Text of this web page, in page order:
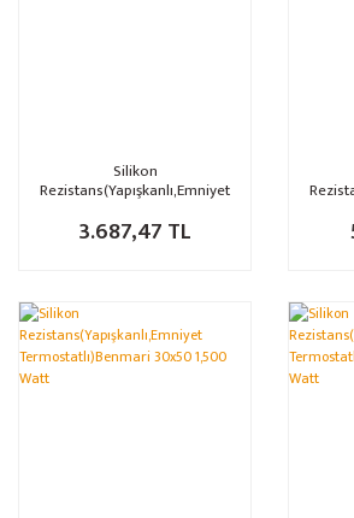
Silikon
Rezistans(Yapışkanlı,Emniyet
200 Watt
3.687,47 TL